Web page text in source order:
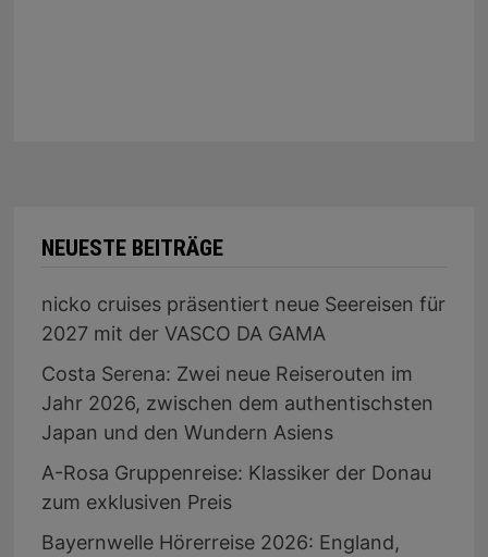
NEUESTE BEITRÄGE
nicko cruises präsentiert neue Seereisen für
2027 mit der VASCO DA GAMA
Costa Serena: Zwei neue Reiserouten im
Jahr 2026, zwischen dem authentischsten
Japan und den Wundern Asiens
A-Rosa Gruppenreise: Klassiker der Donau
zum exklusiven Preis
Bayernwelle Hörerreise 2026: England,